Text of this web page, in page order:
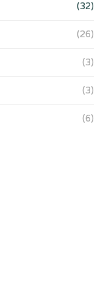
(32)
(26)
(3)
(3)
(6)